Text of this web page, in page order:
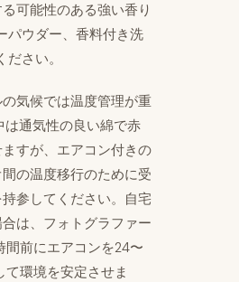
可能性のある強い香り
パウダー、香料付き洗
さい。
気候では温度管理が重
は通気性の良い綿で赤
すが、エアコン付きの
の温度移行のために受
参してください。自宅
は、フォトグラファー
間前にエアコンを24〜
て環境を安定させま